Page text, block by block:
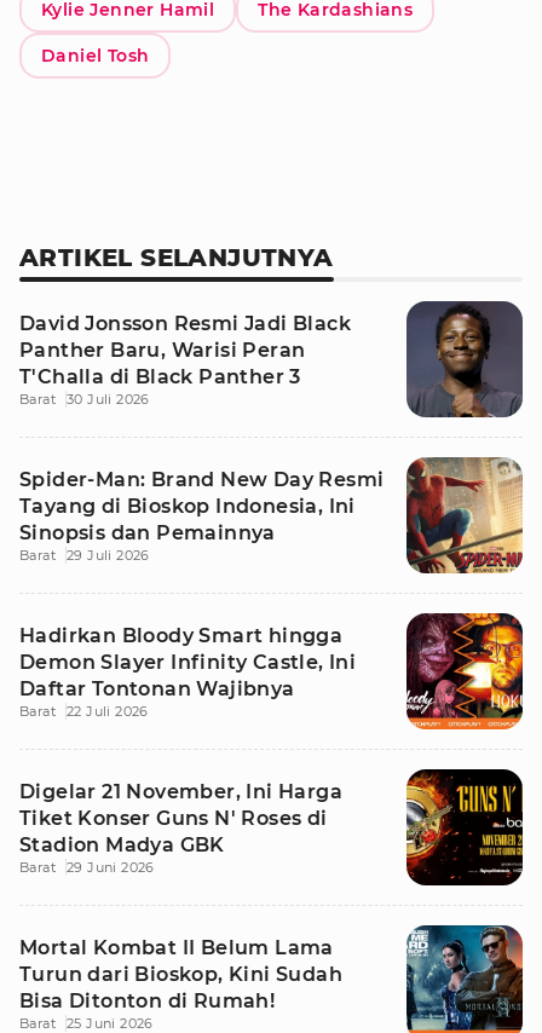
Kylie Jenner Hamil The Kardashians
Daniel Tosh
ARTIKEL SELANJUTNYA
David Jonsson Resmi Jadi Black
Panther Baru, Warisi Peran
T'Challa di Black Panther 3
Barat 30 Juli 2026
Spider-Man: Brand New Day Resmi
Tayang di Bioskop Indonesia, Ini
Sinopsis dan Pemainnya
Barat 29 Juli 2026
Hadirkan Bloody Smart hingga
Demon Slayer Infinity Castle, Ini
Daftar Tontonan Wajibnya
Barat 22 Juli 2026
Digelar 21 November, Ini Harga
Tiket Konser Guns N' Roses di
Stadion Madya GBK
Barat 29 Juni 2026
Mortal Kombat II Belum Lama
Turun dari Bioskop, Kini Sudah
Bisa Ditonton di Rumah!
Barat 25 Juni 2026